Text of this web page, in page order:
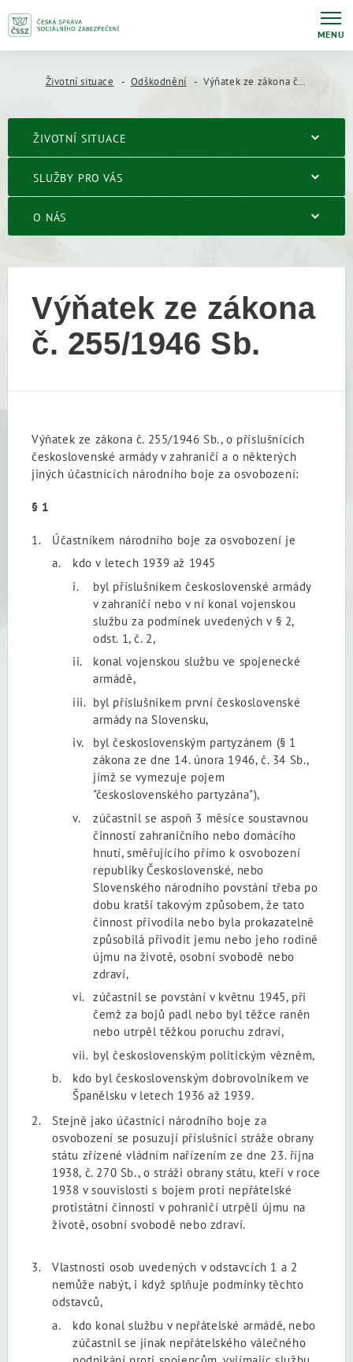
MENU
Životní situace Odškodnění Výňatek ze zákona č. 255/1946 Sb.
ŽIVOTNÍ SITUACE
SLUŽBY PRO VÁS
O NÁS
Výňatek ze zákona
č. 255/1946 Sb.
Výňatek ze zákona č. 255/1946 Sb., o příslušnících
československé armády v zahraničí a o některých
jiných účastnících národního boje za osvobození:
§ 1
Účastníkem národního boje za osvobození je
kdo v letech 1939 až 1945
byl příslušníkem československé armády
v zahraničí nebo v ní konal vojenskou
službu za podmínek uvedených v § 2,
odst. 1, č. 2,
konal vojenskou službu ve spojenecké
armádě,
byl příslušníkem první československé
armády na Slovensku,
byl československým partyzánem (§ 1
zákona ze dne 14. února 1946, č. 34 Sb.,
jímž se vymezuje pojem
"československého partyzána"),
zúčastnil se aspoň 3 měsíce soustavnou
činností zahraničního nebo domácího
hnutí, směřujícího přímo k osvobození
republiky Československé, nebo
Slovenského národního povstání třeba po
dobu kratší takovým způsobem, že tato
činnost přivodila nebo byla prokazatelně
způsobilá přivodit jemu nebo jeho rodině
újmu na životě, osobní svobodě nebo
zdraví,
zúčastnil se povstání v květnu 1945, při
čemž za bojů padl nebo byl těžce raněn
nebo utrpěl těžkou poruchu zdraví,
byl československým politickým vězněm,
kdo byl československým dobrovolníkem ve
Španělsku v letech 1936 až 1939.
Stejně jako účastníci národního boje za
osvobození se posuzují příslušníci stráže obrany
státu zřízené vládním nařízením ze dne 23. října
1938, č. 270 Sb., o stráži obrany státu, kteří v roce
1938 v souvislosti s bojem proti nepřátelské
protistátní činnosti v pohraničí utrpěli újmu na
životě, osobní svobodě nebo zdraví.
Vlastnosti osob uvedených v odstavcích 1 a 2
nemůže nabýt, i když splňuje podmínky těchto
odstavců,
kdo konal službu v nepřátelské armádě, nebo
zúčastnil se jinak nepřátelského válečného